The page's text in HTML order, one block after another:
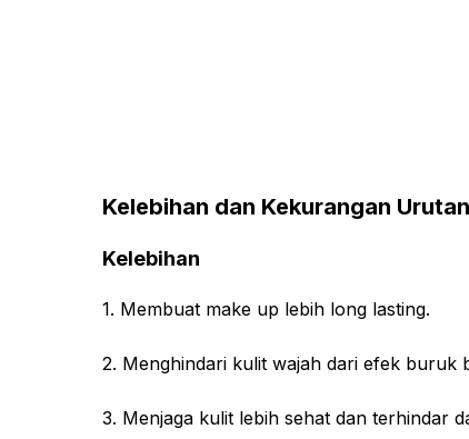
Kelebihan dan Kekurangan
Kelebihan
1. Membuat make up lebih long lasting.
2. Menghindari kulit wajah dari efek buruk
3. Menjaga kulit lebih sehat dan terhindar